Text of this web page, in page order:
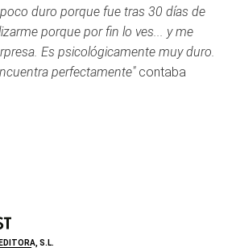
duro porque fue tras 30 días de
porque por fin lo ves... y me
Es psicológicamente muy duro.
perfectamente"contaba
S.L.